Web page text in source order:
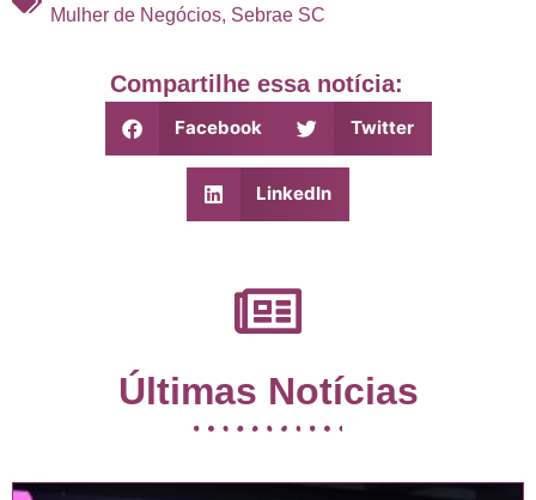
Mulher de Negócios, Sebrae SC
Compartilhe essa notícia:
Facebook Twitter
LinkedIn
Últimas Notícias